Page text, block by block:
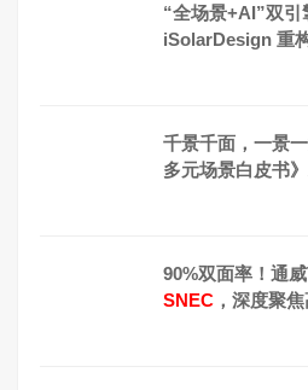
“全场景+AI”双
iSolarDesign 重
千景千面，一景
多元场景白皮书
90%双面率！通
SNEC ，深度聚